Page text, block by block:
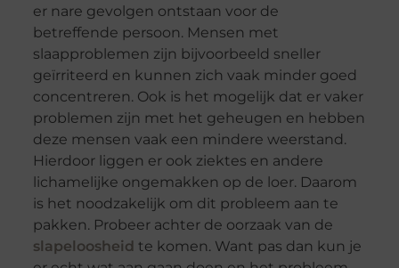
er nare gevolgen ontstaan voor de
betreffende persoon. Mensen met
slaapproblemen zijn bijvoorbeeld sneller
geïrriteerd en kunnen zich vaak minder goed
concentreren. Ook is het mogelijk dat er vaker
problemen zijn met het geheugen en hebben
deze mensen vaak een mindere weerstand.
Hierdoor liggen er ook ziektes en andere
lichamelijke ongemakken op de loer. Daarom
is het noodzakelijk om dit probleem aan te
pakken. Probeer achter de oorzaak van de
slapeloosheid te komen. Want pas dan kun je